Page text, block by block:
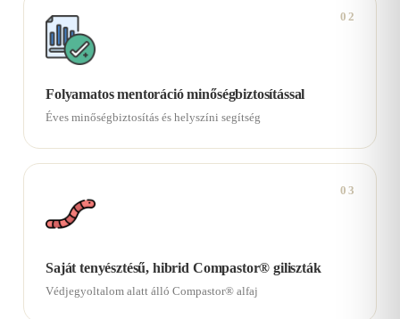
02
Folyamatos mentoráció minőségbiztosítással
Éves minőségbiztosítás és helyszíni segítség
03
Saját tenyésztésű, hibrid Compastor® giliszták
Védjegyoltalom alatt álló Compastor® alfaj